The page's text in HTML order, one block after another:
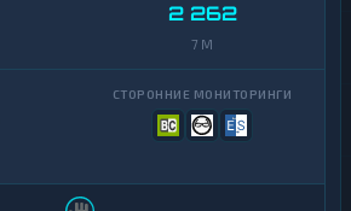
2 262
7 M